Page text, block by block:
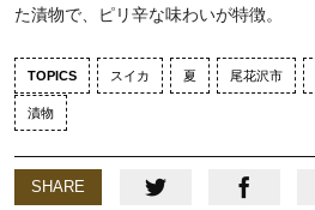
た漬物で、ピリ辛な味わいが特徴。
TOPICS スイカ 夏 尾花沢市
漬物
SHARE